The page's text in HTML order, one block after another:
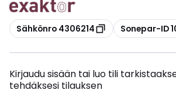
Kopioi
Sähkönro 4306214 Kopioi
Sonepar-ID
Kirjaudu sisään tai luo tili
tehdäksesi tilauksen